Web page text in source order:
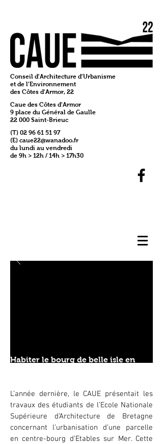
Conseil d'Architecture d'Urbanisme
et de l'Environnement
des Côtes d'Armor, 22
Caue des Côtes d'Armor
9 place du Général de Gaulle
22 000 Saint-Brieuc
(T) 02 96 61 51 97
(E) caue22@wanadoo.fr
du lundi au vendredi
de 9h > 12h / 14h > 17h30
Habiter le bourg de belle isle en
L’année dernière, le CAUE présentait les
travaux des étudiants de l’Ecole Nationale
Supérieure d’Architecture de Bretagne
concernant l’urbanisation d’une parcelle
en centre-bourg d’Etables sur Mer. Cette